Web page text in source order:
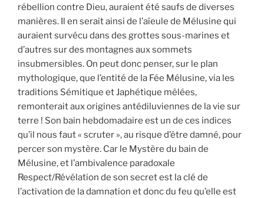
rébellion contre Dieu, auraient été saufs de diverses
manières. Il en serait ainsi de l’aïeule de Mélusine qui
auraient survécu dans des grottes sous-marines et
d’autres sur des montagnes aux sommets
insubmersibles. On peut donc penser, sur le plan
mythologique, que l’entité de la Fée Mélusine, via les
traditions Sémitique et Japhétique mêlées,
remonterait aux origines antédiluviennes de la vie sur
terre ! Son bain hebdomadaire est un de ces indices
qu’il nous faut « scruter », au risque d’être damné, pour
percer son mystère. Car le Mystère du bain de
Mélusine, et l’ambivalence paradoxale
Respect/Révélation de son secret est la clé de
l’activation de la damnation et donc du feu qu’elle est